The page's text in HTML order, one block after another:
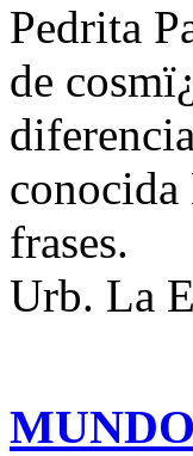
Pedrita
de
frases.
Urb. La